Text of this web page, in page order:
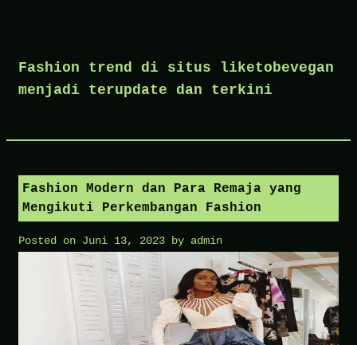
content
Fashion trend di situs liketobevegan
menjadi terupdate dan terkini
Fashion Modern dan Para Remaja yang
Mengikuti Perkembangan Fashion
Posted on Juni 13, 2023 by admin